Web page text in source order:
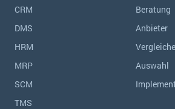
CRM
DMS
HRM
MRP
SCM
TMS
Beratung
Anbieter
Auswahl